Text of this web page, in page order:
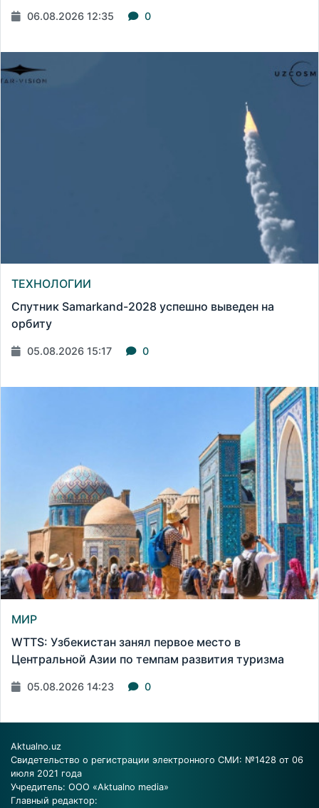
06.08.2026 12:35 0
ТЕХНОЛОГИИ
Спутник Samarkand-2028 успешно выведен на
орбиту
05.08.2026 15:17 0
МИР
WTTS: Узбекистан занял первое место в
Центральной Азии по темпам развития туризма
05.08.2026 14:23 0
Aktualno.uz
Свидетельство о регистрации электронного СМИ: №1428 от 06
июля 2021 года
Учредитель: ООО «Aktualno media»
Главный редактор: